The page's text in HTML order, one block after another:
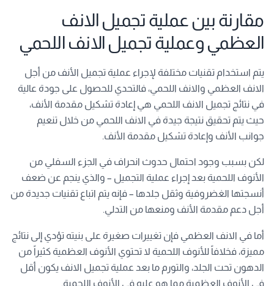
مقارنة بين عملية تجميل الانف
العظمي وعملية تجميل الانف اللحمي
يتم استخدام تقنيات مختلفة لإجراء عملية تجميل الأنف من أجل
الانف العظمي والانف اللحمي، فالتحدي للحصول على جودة عالية
في نتائج تجميل الانف اللحمي هي إعادة تشكيل مقدمة الأنف،
حيث يتم تحقيق نتيجة جيدة في الانف اللحمي من خلال تنعيم
جوانب الأنف وإعادة تشكيل مقدمة الأنف.
لكن بسبب وجود احتمال حدوث انحراف في الجزء السفلي من
الأنوف اللحمية بعد إجراء عملية التجميل – والذي ينجم عن ضعف
أنسجتها الغضروفية وثقل جلدها – فإنه يتم اتباع تقنيات جديدة من
أجل دعم مقدمة الأنف ومنعها من التدلي.
أما في الانف العظمي فإن تغييرات صغيرة على بنيته تؤدي إلى نتائج
مميزة، فخلافاً للأنوف اللحمية لا تحتوي الأنوف العظمية كثيراً من
الدهون تحت الجلد، والتورم ما بعد عملية تجميل الانف يكون أقل
في الأنوف العظمية مما هو عليه في الأنوف اللحمية.